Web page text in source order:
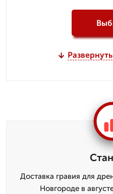
Доставка гравия для
Новгороде в